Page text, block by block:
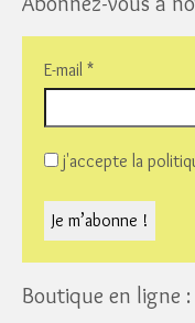
E-mail *
j'accepte la
Boutique en ligne :